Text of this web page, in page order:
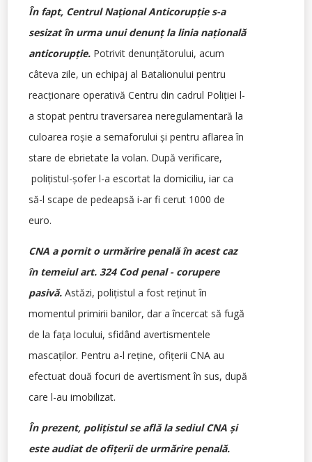
În fapt, Centrul Naţional Anticorupţie s-a
sesizat în urma unui denunţ la linia naţională
anticorupţie. Potrivit denunţătorului, acum
câteva zile, un echipaj al Batalionului pentru
reacţionare operativă Centru din cadrul Poliţiei l-
a stopat pentru traversarea neregulamentară la
culoarea roşie a semaforului şi pentru aflarea în
stare de ebrietate la volan. După verificare,
poliţistul-şofer l-a escortat la domiciliu, iar ca
să-l scape de pedeapsă i-ar fi cerut 1000 de
euro.
CNA a pornit o urmărire penală în acest caz
în temeiul art. 324 Cod penal - corupere
pasivă.Astăzi, poliţistul a fost reţinut în
momentul primirii banilor, dar a încercat să fugă
de la faţa locului, sfidând avertismentele
mascaţilor. Pentru a-l reţine, ofiţerii CNA au
efectuat două focuri de avertisment în sus, după
care l-au imobilizat.
În prezent, poliţistul se află la sediul CNA şi
este audiat de ofiţerii de urmărire penală.